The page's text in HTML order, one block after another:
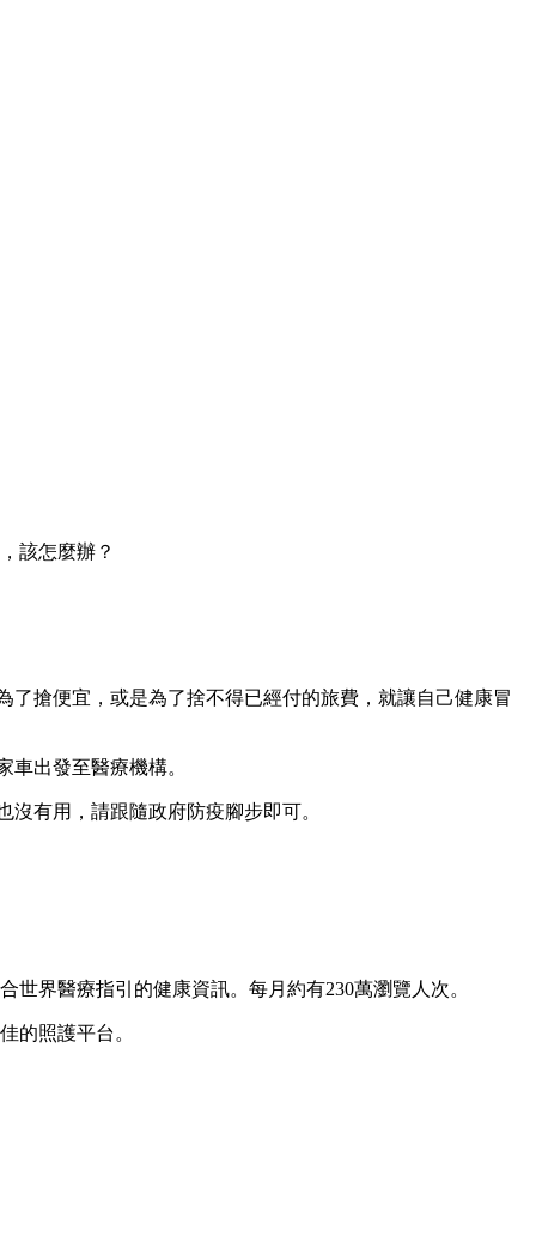
該怎麼辦？
搶便宜，或是為了捨不得已經付的旅費，就讓自己健康冒
出發至醫療機構。
有用，請跟隨政府防疫腳步即可。
界醫療指引的健康資訊。每月約有230萬瀏覽人次。
的照護平台。